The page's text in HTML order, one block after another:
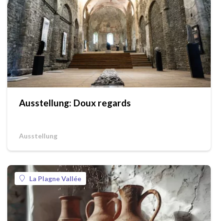
Ausstellung: Doux regards
Ausstellung
La Plagne Vallée